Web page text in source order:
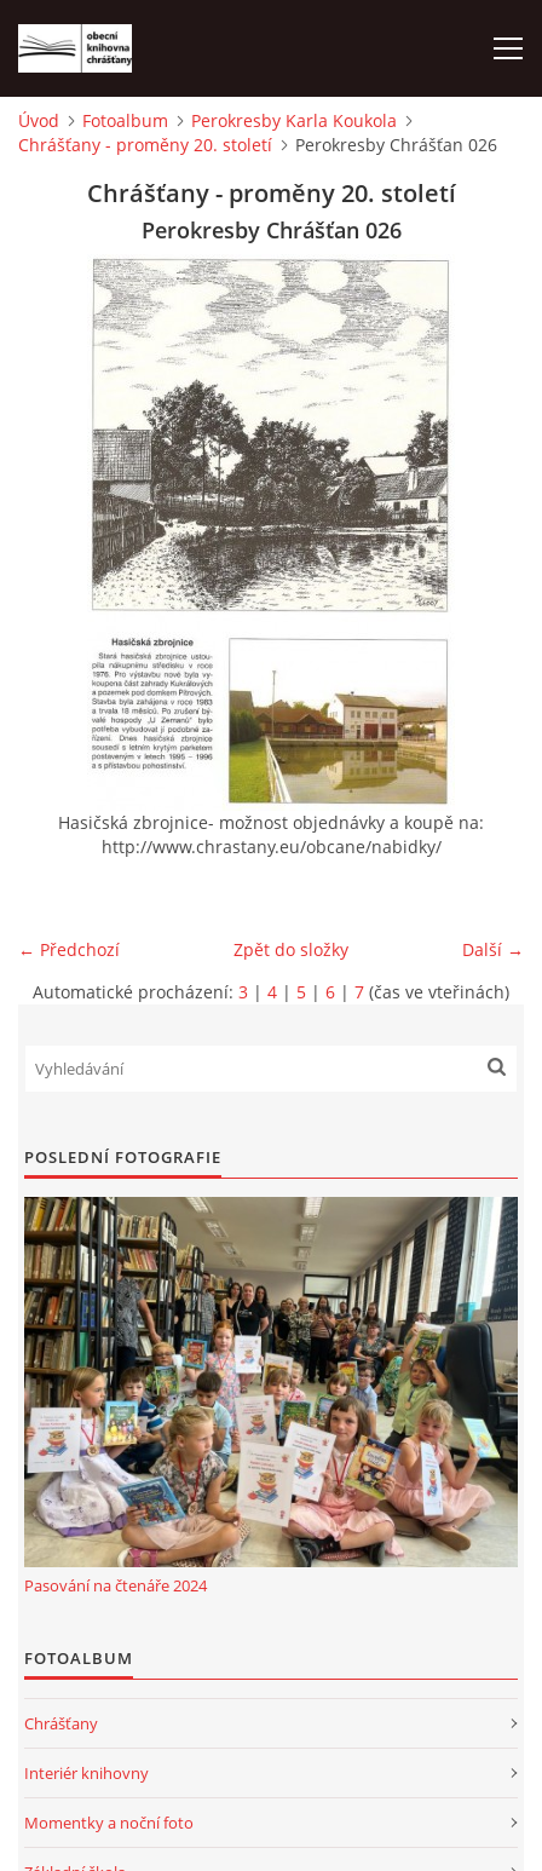
ÚVOD
LETNÍ KINO 2026
VÝPŮJČNÍ DOBA
KONTAKTY
ON-LINE KATALOG
WEBOVÁ KAMERA
VIDEA Z DRONU
STREET ART
"KNIHOBUDKY"
ČASOSBĚRY - CHRÁŠŤANY
E-KNIHY DO KAŽDÉ KNIHOVNY
FREE WIFI
VÝZNAČNÍ RODÁCI
FOTOALBUM
PODĚKOVÁNÍ
NAPSALI O NÁS....
SLUŽBY
Úvod Fotoalbum
Perokresby Karla Koukola
Chrášťany - proměny 20. století
Perokresby Chrášťan 026
Chrášťany - proměny 20. století
Perokresby Chrášťan 026
Hasičská zbrojnice- možnost objednávky a koupě na:
http://www.chrastany.eu/obcane/nabidky/
← Předchozí Další →
Zpět do složky
Automatické procházení: 3 | 4 | 5 | 6 | 7 (čas ve vteřinách)
POSLEDNÍ FOTOGRAFIE
Pasování na čtenáře 2024
FOTOALBUM
Chrášťany
Interiér knihovny
Momentky a noční foto